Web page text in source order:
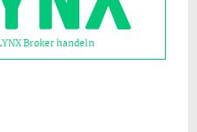
Broker handeln